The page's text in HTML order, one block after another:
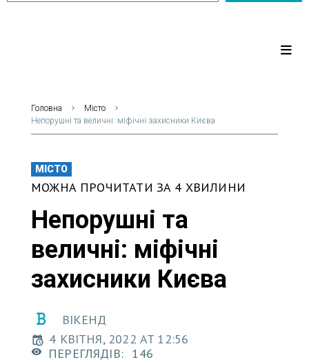
Головна
Місто
Непорушні та величні: міфічні захисники Києва
МІСТО
МОЖНА ПРОЧИТАТИ ЗА 4 ХВИЛИНИ
Непорушні та
величні: міфічні
захисники Києва
ВІКЕНД
4 КВІТНЯ, 2022 AT 12:56
ПЕРЕГЛЯДІВ: 146